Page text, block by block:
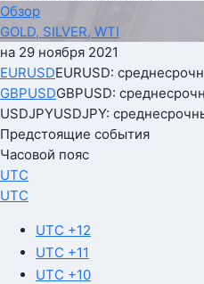
Обзор
GOLD, SILVER, WTI
на 29 ноября 2021
EURUSDEURUSD:
GBPUSDGBPUSD:
USDJPYUSDJPY:
Предстоящие события
Часовой пояс
UTC
UTC
UTC +12
UTC +11
UTC +10